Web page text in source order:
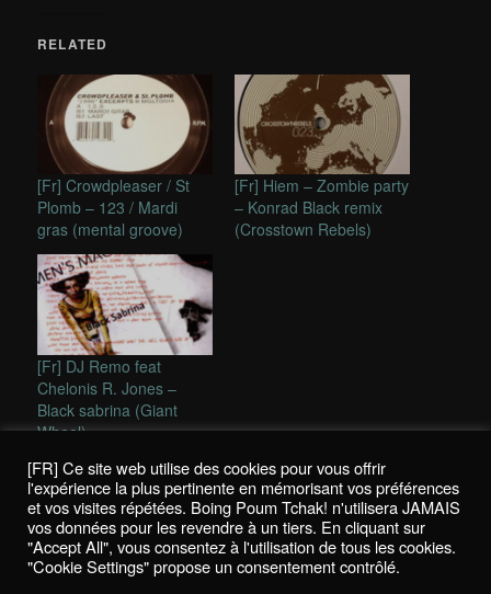
RELATED
[Fr] Crowdpleaser / St
Plomb – 123 / Mardi
gras (mental groove)
[Fr] Hiem – Zombie party
– Konrad Black remix
(Crosstown Rebels)
[Fr] DJ Remo feat
Chelonis R. Jones –
Black sabrina (Giant
Wheel)
This entry was posted inReviews / Chroniquesand taggedkate
wax,mental groovebymikhail. Bookmark thepermalink.
Politique de confidentialité / Privacy Policy
[FR] Ce site web utilise des cookies pour vous offrir
l'expérience la plus pertinente en mémorisant vos préférences
et vos visites répétées. Boing Poum Tchak! n'utilisera JAMAIS
vos données pour les revendre à un tiers. En cliquant sur
"Accept All", vous consentez à l'utilisation de tous les cookies.
"Cookie Settings" propose un consentement contrôlé.